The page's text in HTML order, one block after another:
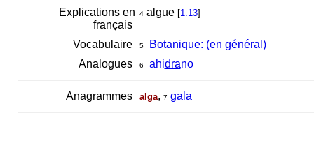
Explications en
français
4algue [1.13]
Vocabulaire 5
Botanique: (en général)
Analogues
6 ahidrano
Anagrammes alga, 7 gala